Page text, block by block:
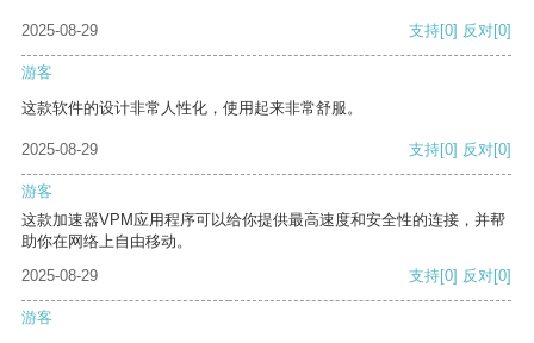
2025-08-29 支持[0] 反对[0]
游客
这款软件的设计非常人性化，使用起来非常舒服。
2025-08-29 支持[0] 反对[0]
游客
这款加速器VPM应用程序可以给你提供最高速度和安全性的连接，并帮
助你在网络上自由移动。
2025-08-29
支持[0] 反对[0]
游客